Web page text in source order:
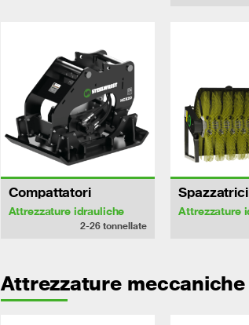
Compattatori
Attrezzature idrauliche
2-26tonnellate
Spazzatrici
Attrezzature
Attrezzature meccaniche